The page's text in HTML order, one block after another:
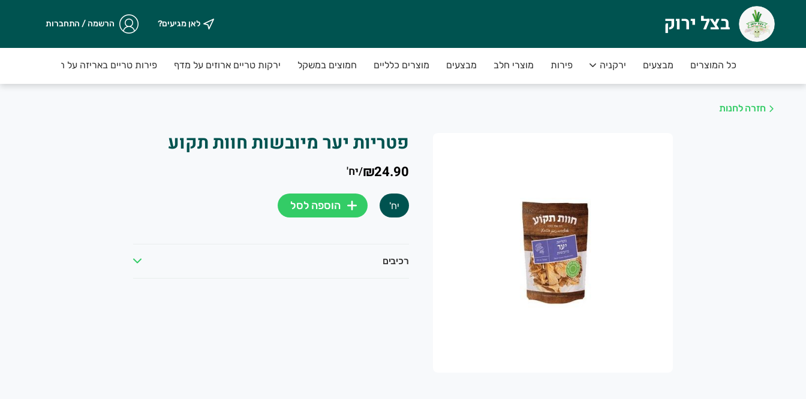
בצל ירוק
כאן תוכלו לקנות את מיטב פירות וירקות תוצרת הארץ, מהחקלאי לצרכן.
בצל ירוק לאן מגיעים? הרשמה / התחברות
כל המוצרים מבצעים ירקניה פירות מוצרי חלב מבצעים מוצרים כלליים חמוצים במשקל ירקות טריים ארוזים על מדף פירות טריים באריזה על המדף
חזרה לחנות
פטריות יער מיובשות חוות תקוע
₪24.90
/יח'
יח' הוספה לסל
רכיבים